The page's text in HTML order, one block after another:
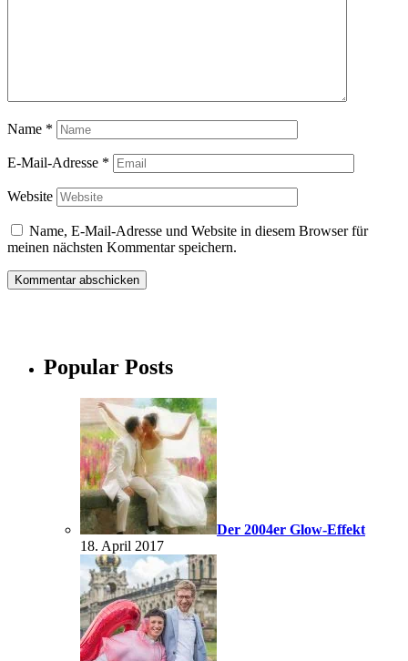
Name *
E-Mail-Adresse *
Website
Name, E-Mail-Adresse und Website in diesem Browser für
meinen nächsten Kommentar speichern.
Popular Posts
Der 2004er Glow-Effekt
18. April 2017